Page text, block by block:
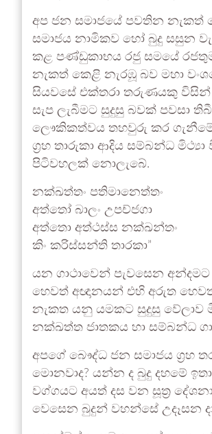
අප ජන සමාජයේ පවතින නැකත්
සමාජය නාමිකව හෝ බුදු සසුන
කළ පණ්ඩුකාභය රජු සමයේ
නැකත් කෙළි නැරඹූ බව මහා
සියවසේ එක්තරා තරුණයකු විසින්
සැප ලැබීමට සුදුසු බවක් පවසා
ලෞකිකත්වය තහවුරු කර ගැනීමේ
ග්‍රහ තාරුකා ආදිය සම්බන්ධ
පිටිවහලක් නොලැබේ.
නක්ඛත්තං පතිමානෙත්තං
අත්තෝ බාලං උපච්ජගා
අත්තො අත්ථස්ස නක්ඛන්තං
කිං කරිස්සන්ති තාරකා”
යන ගාථාවෙන් පැවසෙන
හෙවත් අඥානයන් එහි අරුත
නැකත යනු යමකට සුදුසු වේලාව
නක්ඛත්ත ජාතකය හා සම්බන්ධ
අපගේ බෞද්ධ ජන සමාජය ග්‍රහ
මොනවාද? යන්න ද බුදු දහමේ
වග්ගයට අයත් දස වන සූත්‍ර
වෙසෙන බුදුන් වහන්සේ උදෑසන